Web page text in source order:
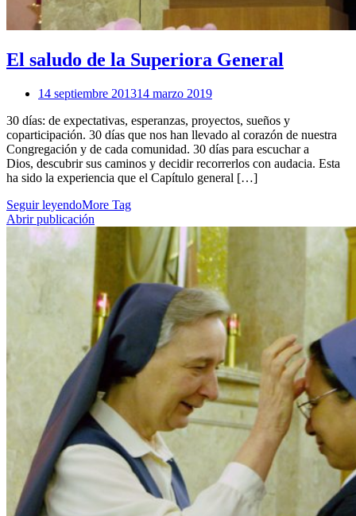
El saludo de la Superiora General
14 septiembre 201314 marzo 2019
30 días: de expectativas, esperanzas, proyectos, sueños y
coparticipación. 30 días que nos han llevado al corazón de nuestra
Congregación y de cada comunidad. 30 días para escuchar a
Dios, descubrir sus caminos y decidir recorrerlos con audacia. Esta
ha sido la experiencia que el Capítulo general […]
Seguir leyendoMore Tag
Abrir publicación